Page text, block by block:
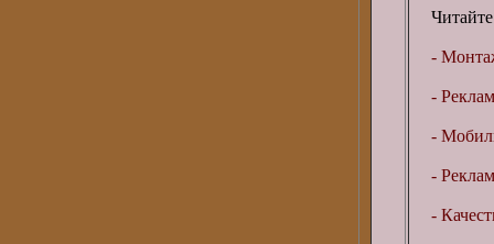
-
-
-
-
-